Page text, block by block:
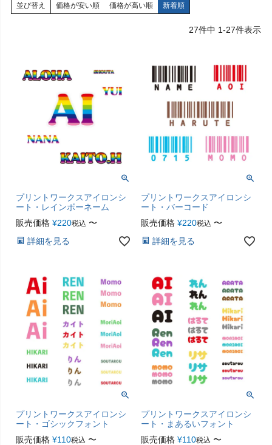
並び替え 価格が安い順 価格が高い順 新着順
27件中 1-27件表示
プリントワークスアイロンシ
ート・レインボーネーム
販売価格 ¥220税込 〜
詳細を見る
プリントワークスアイロンシ
ート・バーコード
販売価格 ¥220税込 〜
詳細を見る
プリントワークスアイロンシ
ート・ゴシックフォント
販売価格 ¥110税込 〜
プリントワークスアイロンシ
ート・まあるいフォント
販売価格 ¥110税込 〜